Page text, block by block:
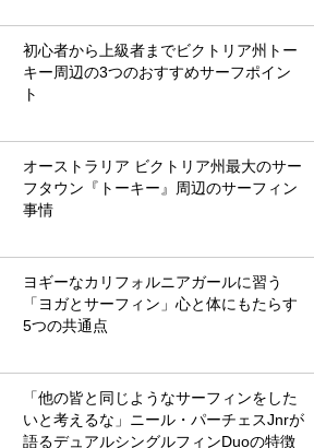
初心者から上級者までビクトリア州トー
キー周辺の3つのおすすめサーフポイン
ト
オーストラリア ビクトリア州最大のサー
フタウン『トーキー』周辺のサーフィン
事情
ヨギーなカリフォルニアガールに習う
「ヨガとサーフィン」心と体にもたらす
5つの共通点
「他の皆と同じようなサーフィンをした
いと考えるな」ニール・パーチェスJnrが
語るデュアルシングルフィンDuoの特徴